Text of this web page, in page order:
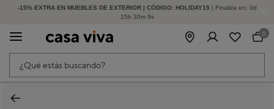
-15% EXTRA EN MUEBLES DE EXTERIOR | CÓDIGO: HOLIDAY15 | Finaliza en: 0d
15h 30m 8s
HASTA -60% DE DESCUENTO | SEGUNDAS REBAJAS
¿Qué estás buscando?
0